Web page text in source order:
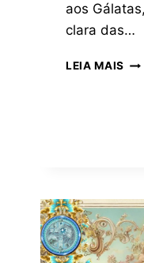
aos
clara das…
LEIA MAIS